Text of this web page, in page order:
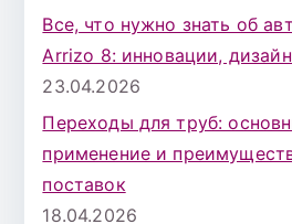
Все, что нужно знать об
Arrizo 8: инновации,
23.04.2026
Переходы для труб:
применение и
поставок
18.04.2026